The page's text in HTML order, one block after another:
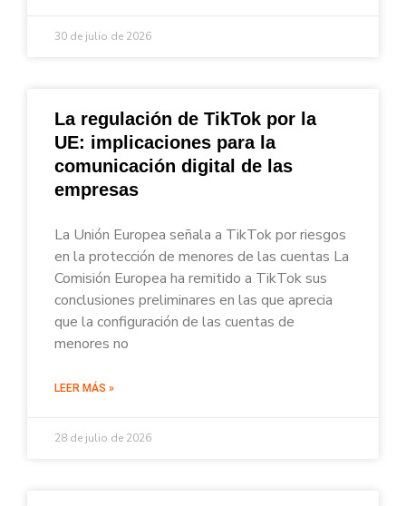
30 de julio de 2026
La regulación de TikTok por la
UE: implicaciones para la
comunicación digital de las
empresas
La Unión Europea señala a TikTok por riesgos
en la protección de menores de las cuentas La
Comisión Europea ha remitido a TikTok sus
conclusiones preliminares en las que aprecia
que la configuración de las cuentas de
menores no
LEER MÁS »
28 de julio de 2026